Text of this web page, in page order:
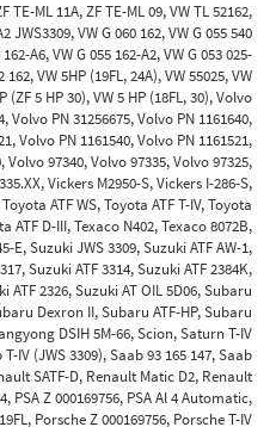
TE-ML 11A, ZF TE-ML 09, VW TL 52162,
JWS3309, VW G 060 162, VW G 055 540
A6, VW G 055 162-A2, VW G 053 025-
162, VW 5HP (19FL, 24A), VW 55025, VW
(ZF 5 HP 30), VW 5 HP (18FL, 30), Volvo
Volvo PN 31256675, Volvo PN 1161640,
Volvo PN 1161540, Volvo PN 1161521,
Volvo 97340, Volvo 97335, Volvo 97325,
Vickers M2950-S, Vickers I-286-S,
ATF WS, Toyota ATF T-IV, Toyota
ATF D-III, Texaco N402, Texaco 8072B,
E, Suzuki JWS 3309, Suzuki ATF AW-1,
Suzuki ATF 3314, Suzuki ATF 2384K,
ATF 2326, Suzuki AT OIL 5D06, Subaru
Dexron II, Subaru ATF-HP, Subaru
DSIH 5M-66, Scion, Saturn T-IV
T-IV (JWS 3309), Saab 93 165 147, Saab
SATF-D, Renault Matic D2, Renault
PSA Z 000169756, PSA Al 4 Automatic,
Porsche Z 000169756, Porsche T-IV